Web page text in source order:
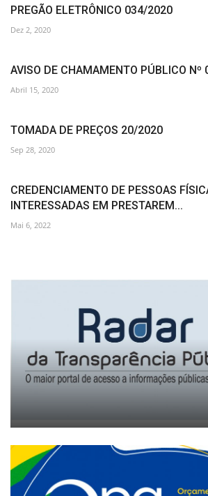
PREGÃO ELETRÔNICO 034/2020
Dez 2, 2020
AVISO DE CHAMAMENTO PÚBLICO
Abril 15, 2020
TOMADA DE PREÇOS 20/2020
Sep 28, 2020
CREDENCIAMENTO DE PESSOAS
INTERESSADAS EM PRESTAREM...
Mai 6, 2022